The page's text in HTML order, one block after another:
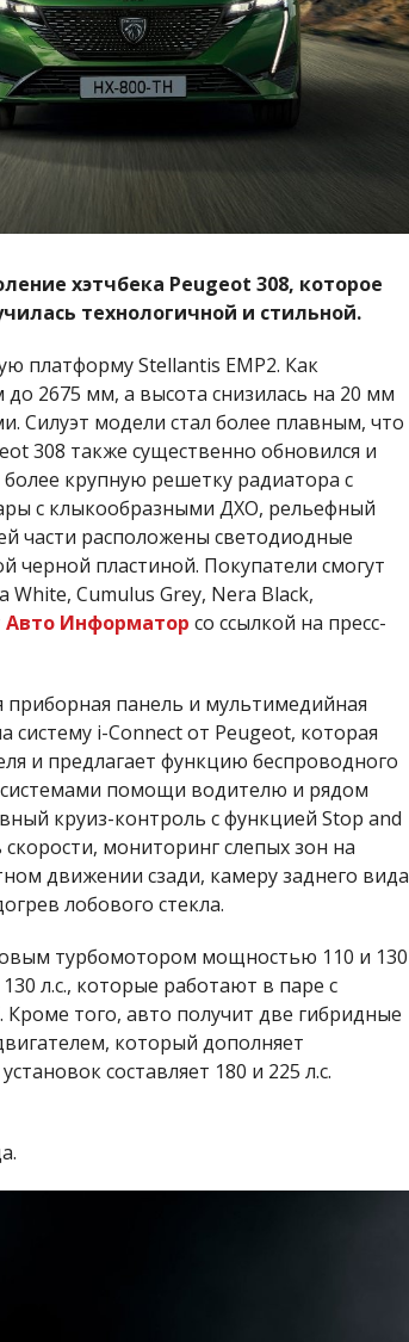
хэтчбека Peugeot 308, которое
технологичной и стильной.
платформу Stellantis EMP2. Как
2675 мм, а высота снизилась на 20 мм
Силуэт модели стал более плавным, что
308 также существенно обновился и
крупную решетку радиатора с
с клыкообразными ДХО, рельефный
части расположены светодиодные
пластиной. Покупатели смогут
White, Cumulus Grey, Nera Black,
Авто Информатор со ссылкой на пресс-
панель и мультимедийная
систему i-Connect от Peugeot, которая
и предлагает функцию беспроводного
помощи водителю и рядом
круиз-контроль с функцией Stop and
мониторинг слепых зон на
движении сзади, камеру заднего вида
лобового стекла.
турбомотором мощностью 110 и 130
л.с., которые работают в паре с
того, авто получит две гибридные
который дополняет
составляет 180 и 225 л.с.